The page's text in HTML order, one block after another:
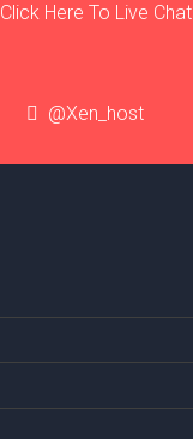
Click Here To Live Chat
@Xen_host